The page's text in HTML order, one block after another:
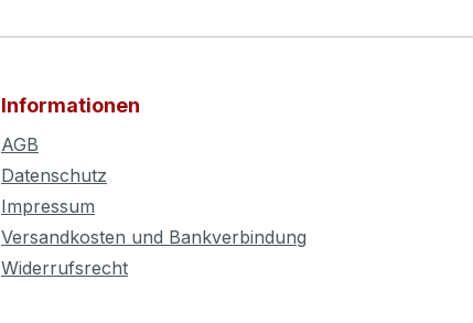
Informationen
AGB
Datenschutz
Impressum
Versandkosten und Bankverbindung
Widerrufsrecht